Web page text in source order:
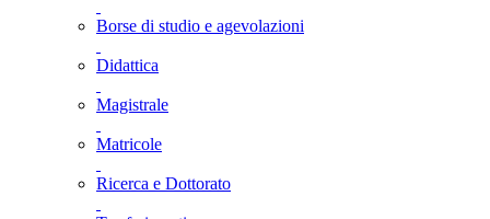
Borse di studio e agevolazioni
Didattica
Magistrale
Matricole
Ricerca e Dottorato